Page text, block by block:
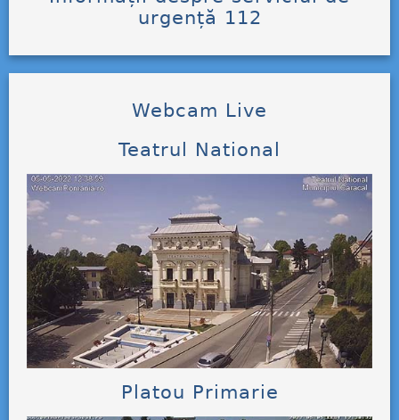
urgență 112
Webcam Live
Teatrul National
Platou Primarie